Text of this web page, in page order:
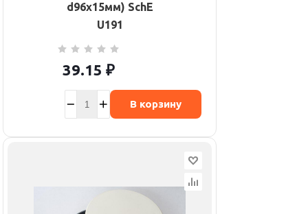
d96х15мм) SchE
U191
39.15 ₽
В корзину